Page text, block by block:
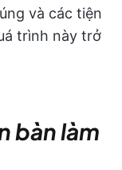
và các tiện
trình này trở
bàn làm